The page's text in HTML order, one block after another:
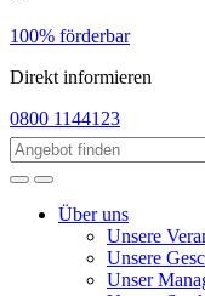
100% förderbar
Direkt informieren
0800 1144123
Über uns
Unsere
Unsere
Unser